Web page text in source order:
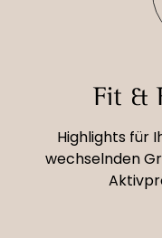
Fit &
Highlights für
wechselnden